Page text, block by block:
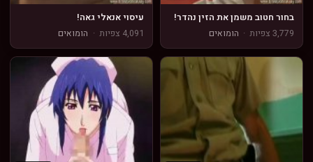
בחור חטוב משמן את הזין נהדר!
3,779 צפיות
· הומואים
עיסוי אנאלי גאה!
4,091 צפיות
· הומואים